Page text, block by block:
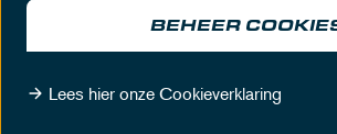
© MASCOT Circuit
BEHEER
Lees hier onze Cookieverklaring